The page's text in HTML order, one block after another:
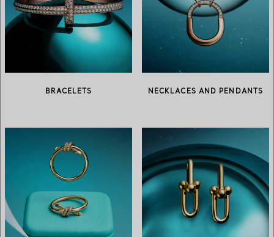
BRACELETS NECKLACES AND PENDANTS